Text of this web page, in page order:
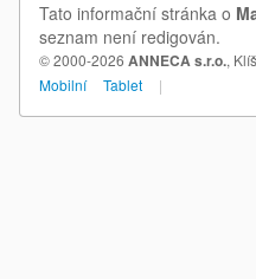
Tato informační stránka o
seznam není redigován.
© 2000-2026 ANNECA s.r.o.,
Mobilní
Tablet |